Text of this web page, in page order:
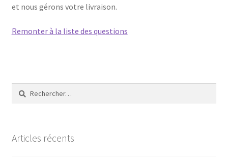
et nous gérons votre livraison.
Remonter à la liste des questions
Rechercher :
Articles récents